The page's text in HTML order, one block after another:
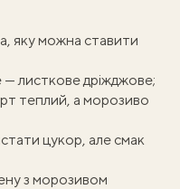
яку можна ставити
— листкове дріжджове;
теплий, а морозиво
цукор, але смак
з морозивом